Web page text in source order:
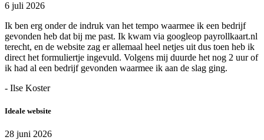
6 juli 2026
Ik ben erg onder de indruk van het tempo waarmee ik een bedrijf
gevonden heb dat bij me past. Ik kwam via googleop payrollkaart.nl
terecht, en de website zag er allemaal heel netjes uit dus toen heb ik
direct het formuliertje ingevuld. Volgens mij duurde het nog 2 uur of
ik had al een bedrijf gevonden waarmee ik aan de slag ging.
- Ilse Koster
Ideale website
28 juni 2026